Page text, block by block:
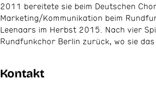
2011 bereitete sie beim Deutschen
Marketing/Kommunikation beim
Leenaars im Herbst 2015. Nach vier
Rundfunkchor Berlin zurück, wo sie
Kontakt